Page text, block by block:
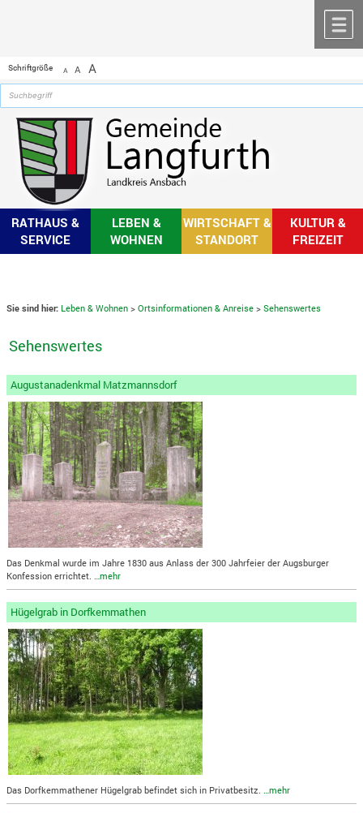
Schriftgröße A A A
RATHAUS &
SERVICE
LEBEN &
WOHNEN
WIRTSCHAFT &
STANDORT
KULTUR &
FREIZEIT
Sie sind hier: Leben & Wohnen >Ortsinformationen & Anreise >Sehenswertes
Sehenswertes
Augustanadenkmal Matzmannsdorf
Das Denkmal wurde im Jahre 1830 aus Anlass der 300 Jahrfeier der Augsburger
Konfession errichtet.
…mehr
Hügelgrab in Dorfkemmathen
Das Dorfkemmathener Hügelgrab befindet sich in Privatbesitz.…mehr